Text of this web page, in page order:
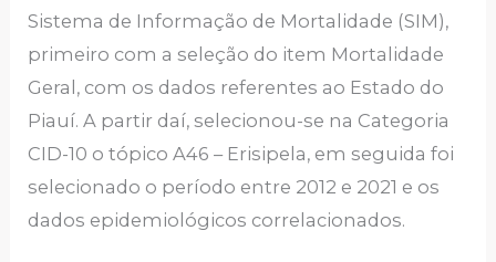
Sistema de Informação de Mortalidade (SIM),
primeiro com a seleção do item Mortalidade
Geral, com os dados referentes ao Estado do
Piauí. A partir daí, selecionou-se na Categoria
CID-10 o tópico A46 – Erisipela, em seguida foi
selecionado o período entre 2012 e 2021 e os
dados epidemiológicos correlacionados.